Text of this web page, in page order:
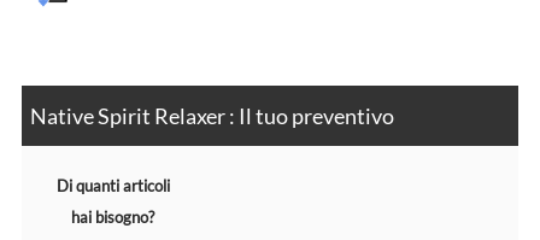
Native Spirit Relaxer : Il tuo preventivo
Di quanti articoli
hai bisogno?